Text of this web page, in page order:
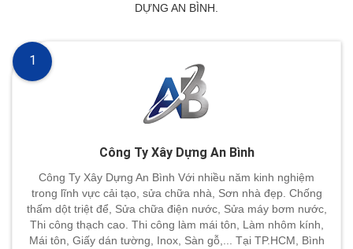
DỰNG AN BÌNH.
Công Ty Xây Dựng An Bình
Công Ty Xây Dựng An Bình Với nhiều năm kinh nghiệm
trong lĩnh vực cải tạo, sửa chữa nhà, Sơn nhà đẹp. Chống
thấm dột triệt để, Sửa chữa điện nước, Sửa máy bơm nước,
Thi công thạch cao. Thi công làm mái tôn, Làm nhôm kính,
Mái tôn, Giấy dán tường, Inox, Sàn gỗ,... Tại TP.HCM, Bình
1